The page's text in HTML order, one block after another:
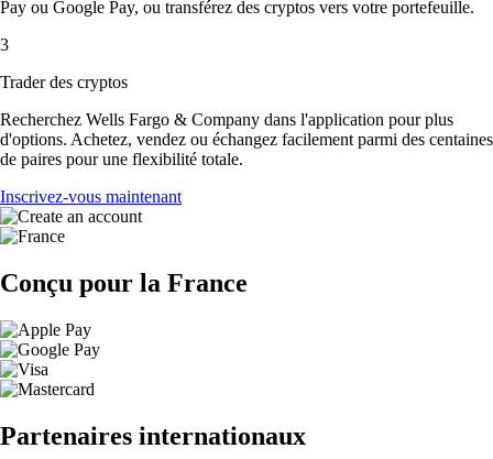
Pay ou Google Pay, ou transférez des cryptos vers votre portefeuille.
3
Trader des cryptos
Recherchez Wells Fargo & Company dans l'application pour plus
d'options. Achetez, vendez ou échangez facilement parmi des centaines
de paires pour une flexibilité totale.
Inscrivez-vous maintenant
Conçu pour la France
Partenaires internationaux